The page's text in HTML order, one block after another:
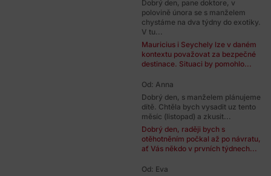
Dobrý den, pane doktore, v
polovině února se s manželem
chystáme na dva týdny do exotiky.
V tu...
Mauricius i Seychely lze v daném
kontextu považovat za bezpečné
destinace. Situaci by pomohlo...
Od: Anna
Dobrý den, s manželem plánujeme
dítě. Chtěla bych vysadit uz tento
měsíc (listopad) a zkusit...
Dobrý den, raději bych s
otěhotněním počkal až po návratu,
ať Vás někdo v prvních týdnech...
Od: Eva